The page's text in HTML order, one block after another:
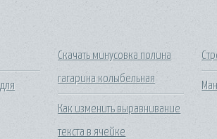
Скачать минусовка полина
гагарина колыбельная
Как изменить выравнивание
текста в ячейке